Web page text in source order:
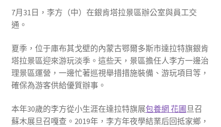
7月31日，李方（中）在銀肯塔拉景區辦公室與員工交
通。
夏季，位于庫布其戈壁的內蒙古鄂爾多斯市達拉特旗銀肯
塔拉景區迎來游玩淡季。這些天，景區擔任人李方一邊治
理景區運營，一邊忙著巡視舉措措施裝備、游玩項目等，
確保為游客供給優質辦事。
本年30歲的李方從小生涯在達拉特旗展包養網 花圃 旦召
蘇木展旦召嘎查。2019年，李方年夜學結業后回抵家鄉，